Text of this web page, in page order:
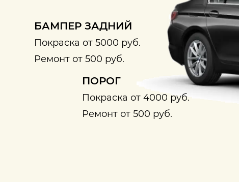
БАМПЕР ЗАДНИЙ
Покраска от 5000 руб.
Ремонт от 500 руб.
ПОРОГ
Покраска от 4000 руб.
Ремонт от 500 руб.